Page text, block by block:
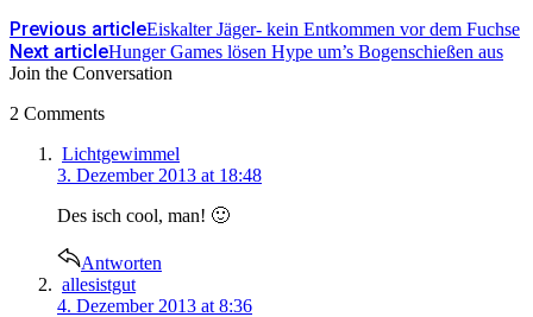
Previous articleEiskalter Jäger- kein Entkommen vor dem Fuchse
Next articleHunger Games lösen Hype um’s Bogenschießen aus
Join the Conversation
2 Comments
says:
Lichtgewimmel
3. Dezember 2013 at 18:48
Des isch cool, man! 🙂
Antworten
says:
allesistgut
4. Dezember 2013 at 8:36